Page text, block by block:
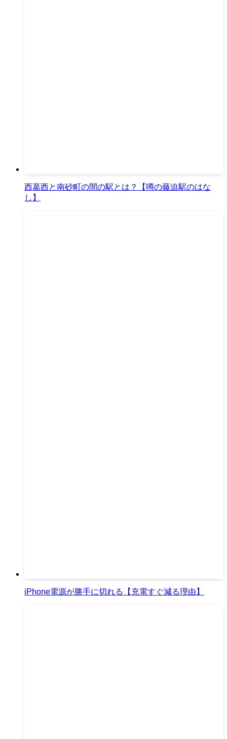
西葛西と南砂町の間の駅とは？【噂の藤迫駅のはな
し】
iPhone電源が勝手に切れる【充電すぐ減る理由】